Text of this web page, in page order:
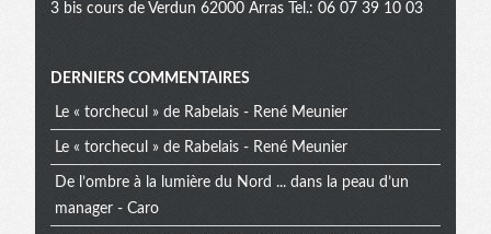
3 bis cours de Verdun 62000 Arras Tel.: 06 07 39 10 03
Menu
extra
DERNIERS COMMENTAIRES
Le « torchecul » de Rabelais - René Meunier
Le « torchecul » de Rabelais - René Meunier
De l’ombre à la lumière du Nord ... dans la peau d’un
manager - Caro